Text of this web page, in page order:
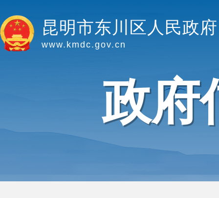
昆明市东川区人民政府
www.kmdc.gov.cn
政府